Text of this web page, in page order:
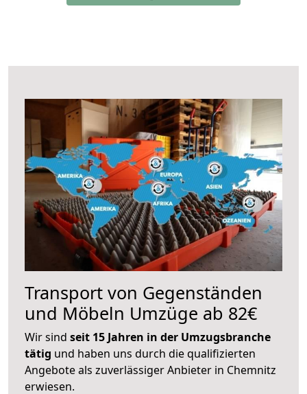
Transport von Gegenständen
und Möbeln Umzüge ab 82€
Wir sind seit 15 Jahren in der Umzugsbranche
tätig und haben uns durch die qualifizierten
Angebote als zuverlässiger Anbieter in Chemnitz
erwiesen.